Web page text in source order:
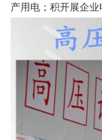
产用电；积开展企业